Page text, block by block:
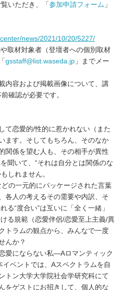
いただき、「 参加申請フォーム 」
news/2021/10/20/5227/
取材対象者（登壇者への個別取材
gsstaff@list.waseda.jp 」までメー
内容および掲載画像について、講
確認が必要です。
て恋愛的/性的に惹かれない（また
ます。そしてもちろん、そのなか
関係を望む人も、その相手が異性
聞いて、“それは自分とは関係のな
しれません。
の一元的にパッケージされた言葉
各人の考えるその需要や内訳、そ
る“度合い”は互いに「全く一緒」
る規範（恋愛伴侶/恋愛至上主義/異
トラムの観点から、みんなで一度
んか？
愛にならない私―Aロマンティック
ベントでは、Aスペクトラムを自
トン大学大学院社会学研究科にて
をゲストにお招きして、個人的な